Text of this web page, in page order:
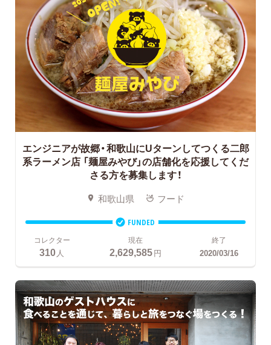
エンジニアが故郷・和歌山にUターンしてつくる二郎
系ラーメン店 「麺屋みやび」の店舗化を応援してくだ
さる方を募集します！
和歌山県 フード
FUNDED
コレクター
310人
現在
2,629,585円
終了
2020/03/16